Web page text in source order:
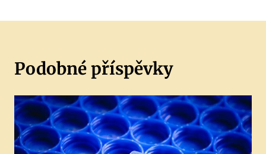
Podobné příspěvky